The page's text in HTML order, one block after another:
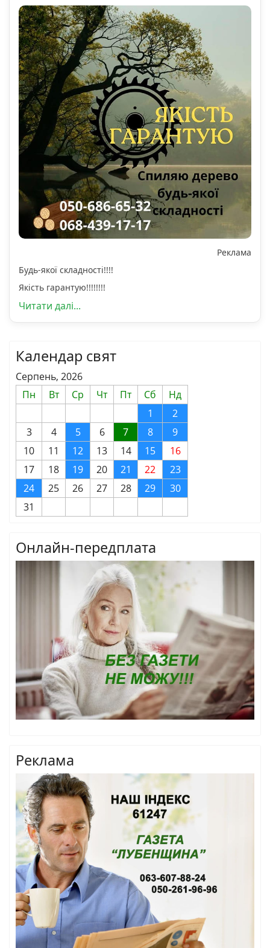
Реклама
Будь-якої складності!!!!
Якість гарантую!!!!!!!!
Читати далі...
Календар свят
Серпень, 2026
Пн
Вт Ср Чт Пт Сб
Нд
1
2
3
4 5 6 7 8
9
10
11 12 13 14 15
16
17
18 19 20 21 22
23
24
25 26 27 28 29
30
31
Онлайн-передплата
Реклама